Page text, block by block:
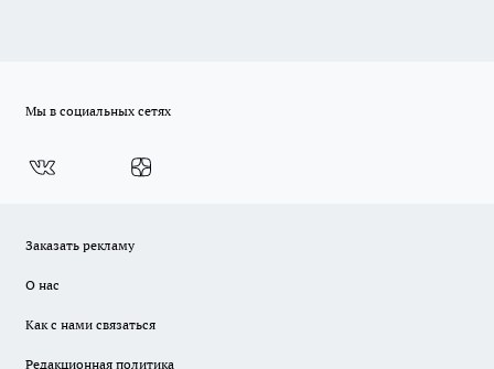
Мы в социальных сетях
Заказать рекламу
О нас
Как с нами связаться
Редакционная политика